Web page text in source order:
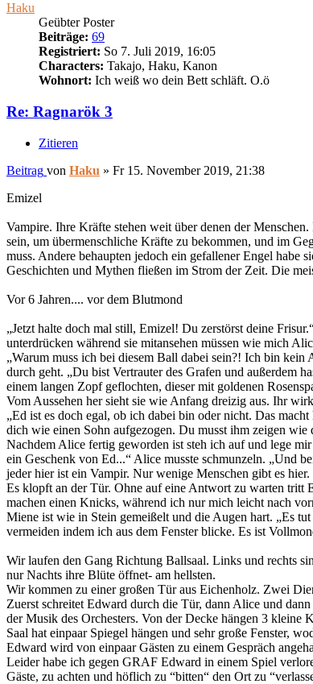
Haku
Geübter Poster
Beiträge: 69
Registriert: So 7. Juli 2019, 16:05
Characters: Takajo, Haku, Kanon
Wohnort: Ich weiß wo dein Bett schläft. O.ö
Re: Ragnarök 3
Zitieren
Beitrag von Haku » Fr 15. November 2019, 21:38
Emizel
Vampire. Ihre Kräfte stehen weit über denen der
sein, um übermenschliche Kräfte zu bekommen, und im
muss. Andere behaupten jedoch ein gefallener Engel habe
Geschichten und Mythen fließen im Strom der Zeit. Die
Vor 6 Jahren.... vor dem Blutmond
„Jetzt halte doch mal still, Emizel! Du zerstörst deine
unterdrücken während sie mitansehen müssen wie mich
„Warum muss ich bei diesem Ball dabei sein?! Ich bin kein
durch geht. „Du bist Vertrauter des Grafen und außerdem
einem langen Zopf geflochten, dieser mit goldenen
Vom Aussehen her sieht sie wie Anfang dreizig aus. Ihr
„Ed ist es doch egal, ob ich dabei bin oder nicht. Das
dich wie einen Sohn aufgezogen. Du musst ihm zeigen
Nachdem Alice fertig geworden ist steh ich auf und lege
ein Geschenk von Ed...“ Alice musste schmunzeln. „Und
jeder hier ist ein Vampir. Nur wenige Menschen gibt es hier.
Es klopft an der Tür. Ohne auf eine Antwort zu warten tritt
machen einen Knicks, während ich nur mich leicht nach
Miene ist wie in Stein gemeißelt und die Augen hart. „Es
vermeiden indem ich aus dem Fenster blicke. Es ist
Wir laufen den Gang Richtung Ballsaal. Links und rechts
nur Nachts ihre Blüte öffnet- am hellsten.
Wir kommen zu einer großen Tür aus Eichenholz. Zwei
Zuerst schreitet Edward durch die Tür, dann Alice und
der Musik des Orchesters. Von der Decke hängen 3
Saal hat einpaar Spiegel hängen und sehr große Fenster,
Edward wird von einpaar Gästen zu einem Gespräch
Leider habe ich gegen GRAF Edward in einem Spiel
Gäste, zu achten und höflich zu “bitten“ den Ort zu